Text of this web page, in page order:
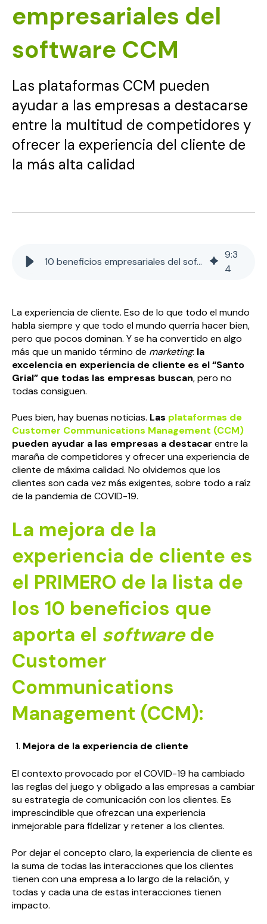
empresariales del
software CCM
Las plataformas CCM pueden
ayudar a las empresas a destacarse
entre la multitud de competidores y
ofrecer la experiencia del cliente de
la más alta calidad
10 beneficios empresariales del software CCM
9:3
4
La experiencia de cliente. Eso de lo que todo el mundo
habla siempre y que todo el mundo querría hacer bien,
pero que pocos dominan. Y se ha convertido en algo
más que un manido término de marketing: la
excelencia en experiencia de cliente es el “Santo
Grial” que todas las empresas buscan, pero no
todas consiguen.
Pues bien, hay buenas noticias. Las plataformas de
Customer Communications Management (CCM)
pueden ayudar a las empresas a destacar entre la
maraña de competidores y ofrecer una experiencia de
cliente de máxima calidad. No olvidemos que los
clientes son cada vez más exigentes, sobre todo a raíz
de la pandemia de COVID-19.
La mejora de la
experiencia de cliente es
el PRIMERO de la lista de
los 10 beneficios que
aporta el softwarede
Customer
Communications
Management (CCM):
Mejora de la experiencia de cliente
El contexto provocado por el COVID-19 ha cambiado
las reglas del juego y obligado a las empresas a cambiar
su estrategia de comunicación con los clientes. Es
imprescindible que ofrezcan una experiencia
inmejorable para fidelizar y retener a los clientes.
Por dejar el concepto claro, la experiencia de cliente es
la suma de todas las interacciones que los clientes
tienen con una empresa a lo largo de la relación, y
todas y cada una de estas interacciones tienen
impacto.